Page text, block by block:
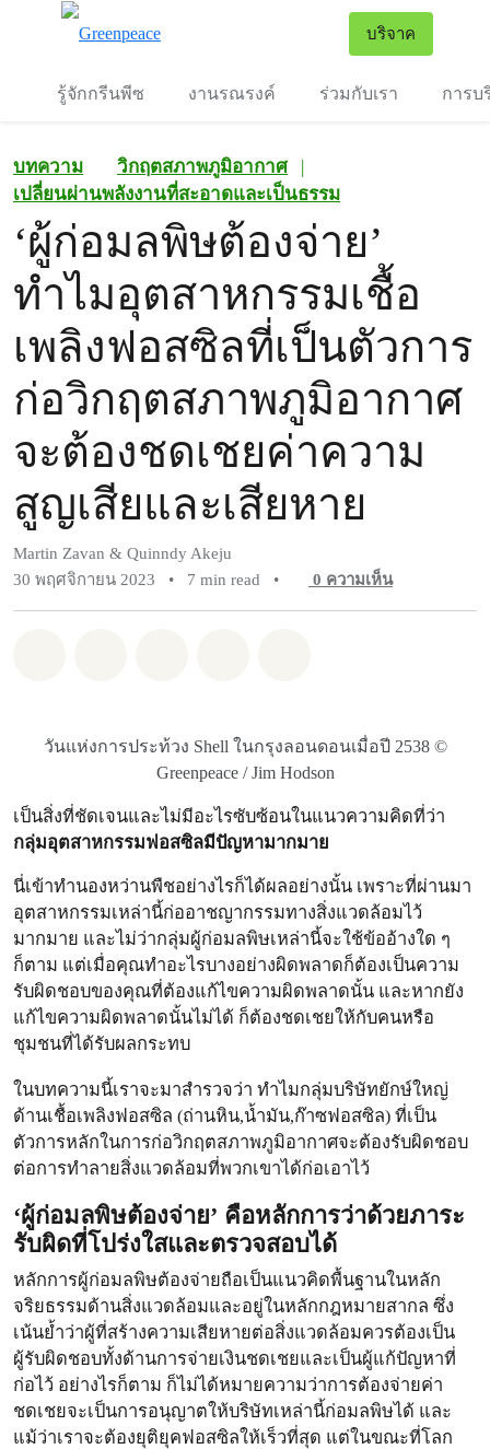
บริจาค
รู้จักกรีนพีซ งานรณรงค์ ร่วมกับเรา การบ
บทความ วิกฤตสภาพภูมิอากาศ
|
เปลี่ยนผ่านพลังงานที่สะอาดและเป็นธรรม
‘ผู้ก่อมลพิษต้องจ่าย’
ทำไมอุตสาหกรรมเชื้อ
เพลิงฟอสซิลที่เป็นตัวการ
ก่อวิกฤตสภาพภูมิอากาศ
จะต้องชดเชยค่าความ
สูญเสียและเสียหาย
Martin Zavan & Quinndy Akeju
30 พฤศจิกายน 2023
• 7 min read • 0 ความเห็น
วันแห่งการประท้วง Shell ในกรุงลอนดอนเมื่อปี 2538 ©
Greenpeace / Jim Hodson
เป็นสิ่งที่ชัดเจนและไม่มีอะไรซับซ้อนในแนวความคิดที่ว่า
กลุ่มอุตสาหกรรมฟอสซิลมีปัญหามากมาย
นี่เข้าทำนองหว่านพืชอย่างไรก็ได้ผลอย่างนั้น เพราะที่ผ่านมา
อุตสาหกรรมเหล่านี้ก่ออาชญากรรมทางสิ่งแวดล้อมไว้
มากมาย และไม่ว่ากลุ่มผู้ก่อมลพิษเหล่านี้จะใช้ข้ออ้างใด ๆ
ก็ตาม แต่เมื่อคุณทำอะไรบางอย่างผิดพลาดก็ต้องเป็นความ
รับผิดชอบของคุณที่ต้องแก้ไขความผิดพลาดนั้น และหากยัง
แก้ไขความผิดพลาดนั้นไม่ได้ ก็ต้องชดเชยให้กับคนหรือ
ชุมชนที่ได้รับผลกระทบ
ในบทความนี้เราจะมาสำรวจว่า ทำไมกลุ่มบริษัทยักษ์ใหญ่
ด้านเชื้อเพลิงฟอสซิล (ถ่านหิน,น้ำมัน,ก๊าซฟอสซิล) ที่เป็น
ตัวการหลักในการก่อวิกฤตสภาพภูมิอากาศจะต้องรับผิดชอบ
ต่อการทำลายสิ่งแวดล้อมที่พวกเขาได้ก่อเอาไว้
‘ผู้ก่อมลพิษต้องจ่าย’ คือหลักการว่าด้วยภาระ
รับผิดที่โปร่งใสและตรวจสอบได้
หลักการผู้ก่อมลพิษต้องจ่ายถือเป็นแนวคิดพื้นฐานในหลัก
จริยธรรมด้านสิ่งแวดล้อมและอยู่ในหลักกฎหมายสากล ซึ่ง
เน้นย้ำว่าผู้ที่สร้างความเสียหายต่อสิ่งแวดล้อมควรต้องเป็น
ผู้รับผิดชอบทั้งด้านการจ่ายเงินชดเชยและเป็นผู้แก้ปัญหาที่
ก่อไว้ อย่างไรก็ตาม ก็ไม่ได้หมายความว่าการต้องจ่ายค่า
ชดเชยจะเป็นการอนุญาตให้บริษัทเหล่านี้ก่อมลพิษได้ และ
แม้ว่าเราจะต้องยุติยุคฟอสซิลให้เร็วที่สุด แต่ในขณะที่โลก